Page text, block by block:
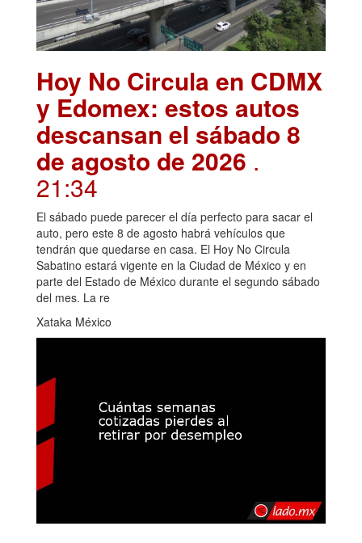
Hoy No Circula en CDMX
y Edomex: estos autos
descansan el sábado 8
de agosto de 2026 .
21:34
El sábado puede parecer el día perfecto para sacar el
auto, pero este 8 de agosto habrá vehículos que
tendrán que quedarse en casa. El Hoy No Circula
Sabatino estará vigente en la Ciudad de México y en
parte del Estado de México durante el segundo sábado
del mes. La re
Xataka México